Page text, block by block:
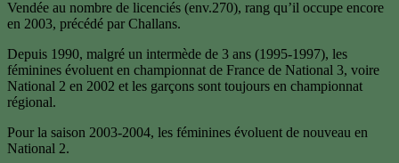
Vendée au nombre de licenciés (env.270), rang qu’il occupe encore
en 2003, précédé par Challans.
Depuis 1990, malgré un intermède de 3 ans (1995-1997), les
féminines évoluent en championnat de France de National 3, voire
National 2 en 2002 et les garçons sont toujours en championnat
régional.
Pour la saison 2003-2004, les féminines évoluent de nouveau en
National 2.